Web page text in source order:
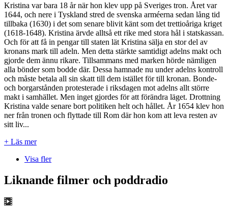
Kristina var bara 18 år när hon klev upp på Sveriges tron. Året var
1644, och nere i Tyskland stred de svenska arméerna sedan lång tid
tillbaka (1630) i det som senare blivit känt som det trettioåriga kriget
(1618-1648). Kristina ärvde alltså ett rike med stora hål i statskassan.
Och för att få in pengar till staten lät Kristina sälja en stor del av
kronans mark till adeln. Men detta stärkte samtidigt adelns makt och
gjorde dem ännu rikare. Tillsammans med marken hörde nämligen
alla bönder som bodde där. Dessa hamnade nu under adelns kontroll
och måste betala all sin skatt till dem istället för till kronan. Bonde-
och borgarstånden protesterade i riksdagen mot adelns allt större
makt i samhället. Men inget gjordes för att förändra läget. Drottning
Kristina valde senare bort politiken helt och hållet. År 1654 klev hon
ner från tronen och flyttade till Rom där hon kom att leva resten av
sitt liv...
+ Läs mer
Visa fler
Liknande filmer och poddradio